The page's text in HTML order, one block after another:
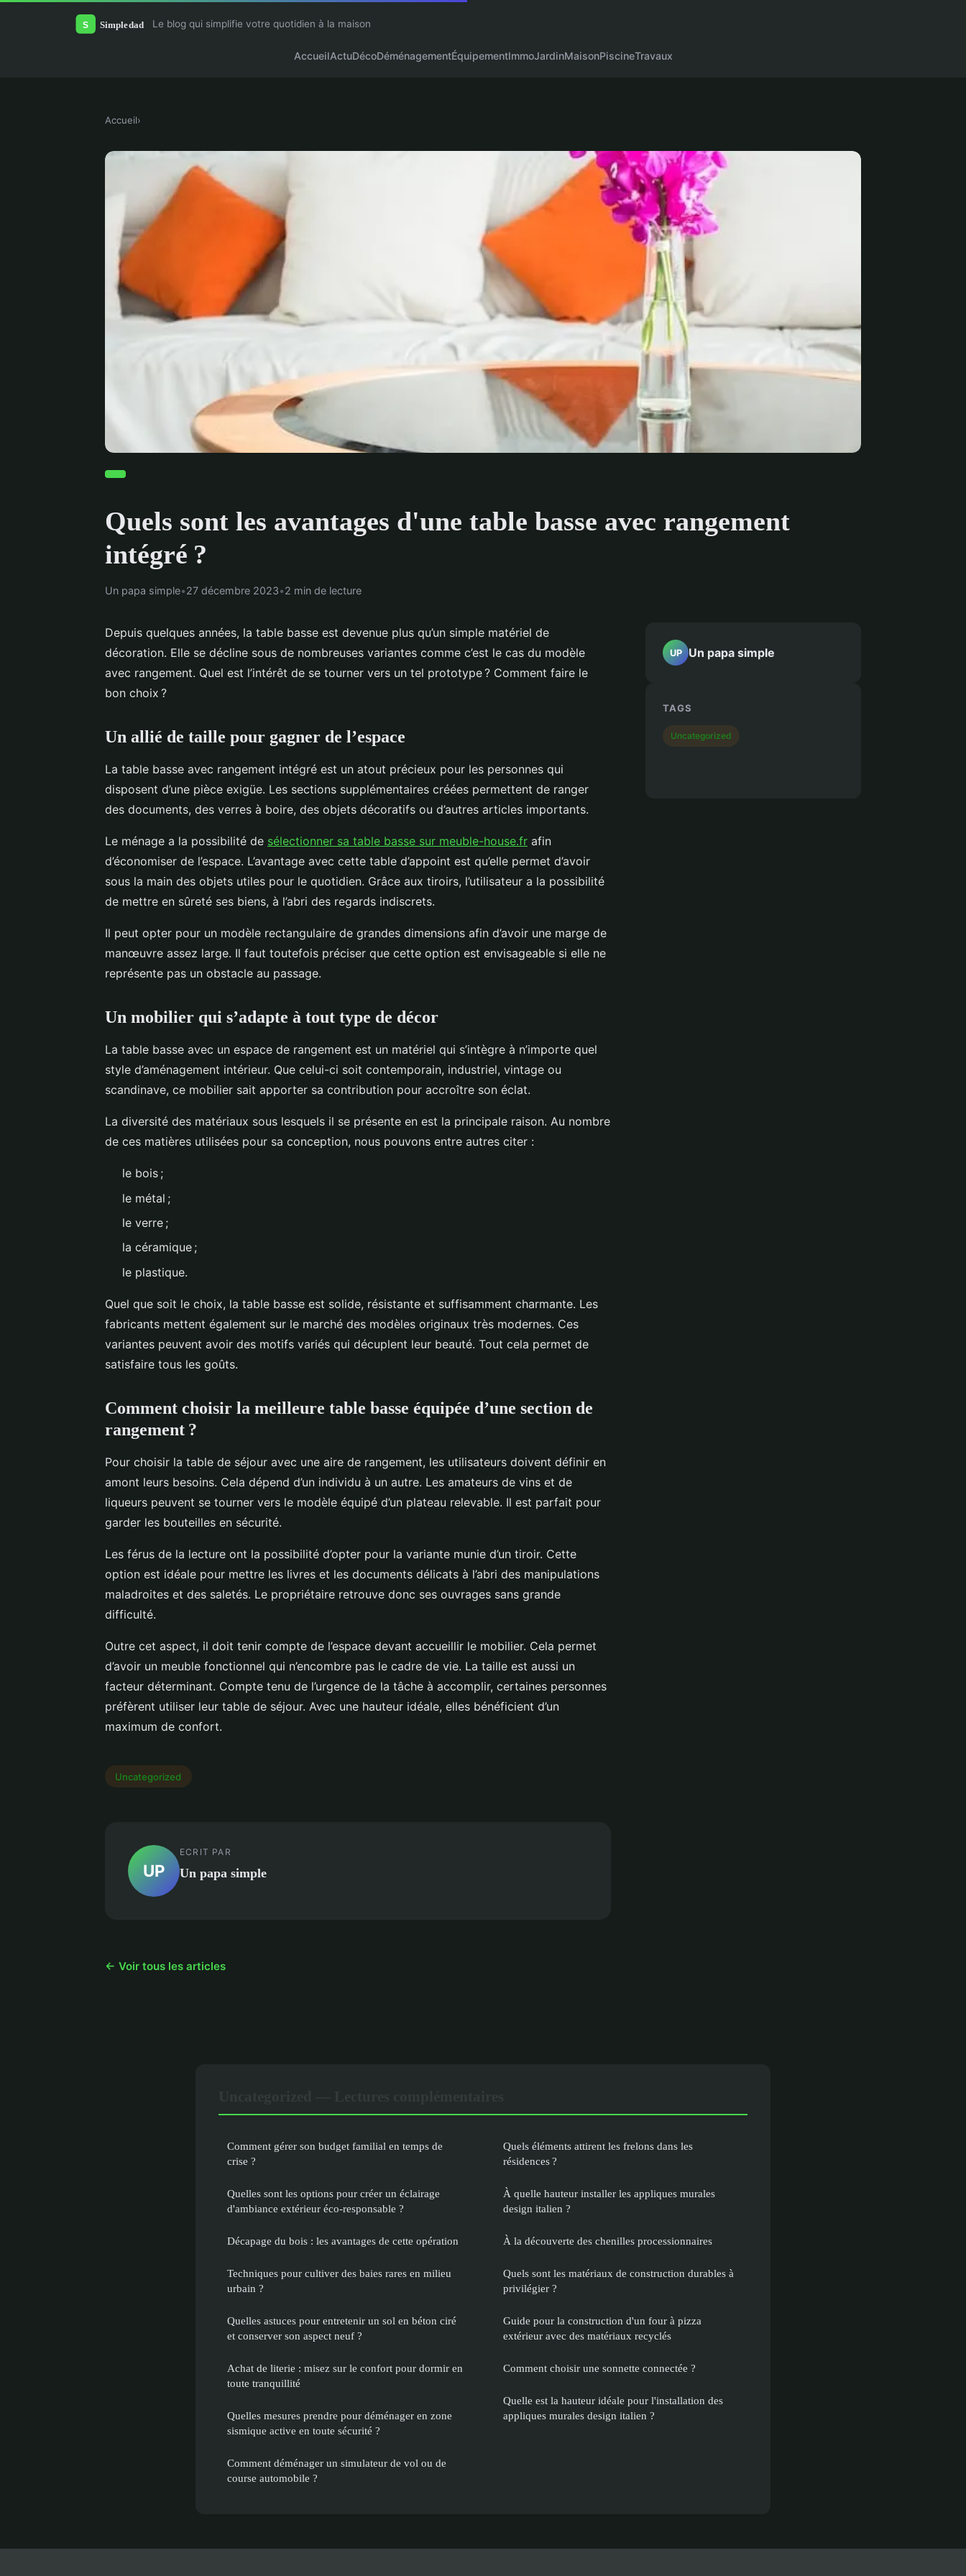
Le blog qui simplifie votre quotidien à la maison
AccueilActuDécoDéménagementÉquipementImmoJardinMaisonPiscineTravaux
Accueil›
Quels sont les avantages d'une table basse avec rangement
intégré ?
Un papa simple•27 décembre 2023•2 min de lecture
Depuis quelques années, la table basse est devenue plus qu’un simple matériel de
décoration. Elle se décline sous de nombreuses variantes comme c’est le cas du modèle
avec rangement. Quel est l’intérêt de se tourner vers un tel prototype ? Comment faire le
bon choix ?
Un allié de taille pour gagner de l’espace
La table basse avec rangement intégré est un atout précieux pour les personnes qui
disposent d’une pièce exigüe. Les sections supplémentaires créées permettent de ranger
des documents, des verres à boire, des objets décoratifs ou d’autres articles importants.
Le ménage a la possibilité de sélectionner sa table basse sur meuble-house.fr afin
d’économiser de l’espace. L’avantage avec cette table d’appoint est qu’elle permet d’avoir
sous la main des objets utiles pour le quotidien. Grâce aux tiroirs, l’utilisateur a la possibilité
de mettre en sûreté ses biens, à l’abri des regards indiscrets.
Il peut opter pour un modèle rectangulaire de grandes dimensions afin d’avoir une marge de
manœuvre assez large. Il faut toutefois préciser que cette option est envisageable si elle ne
représente pas un obstacle au passage.
Un mobilier qui s’adapte à tout type de décor
La table basse avec un espace de rangement est un matériel qui s’intègre à n’importe quel
style d’aménagement intérieur. Que celui-ci soit contemporain, industriel, vintage ou
scandinave, ce mobilier sait apporter sa contribution pour accroître son éclat.
La diversité des matériaux sous lesquels il se présente en est la principale raison. Au nombre
de ces matières utilisées pour sa conception, nous pouvons entre autres citer :
le bois ;
le métal ;
le verre ;
la céramique ;
le plastique.
Quel que soit le choix, la table basse est solide, résistante et suffisamment charmante. Les
fabricants mettent également sur le marché des modèles originaux très modernes. Ces
variantes peuvent avoir des motifs variés qui décuplent leur beauté. Tout cela permet de
satisfaire tous les goûts.
Comment choisir la meilleure table basse équipée d’une section de
rangement ?
Pour choisir la table de séjour avec une aire de rangement, les utilisateurs doivent définir en
amont leurs besoins. Cela dépend d’un individu à un autre. Les amateurs de vins et de
liqueurs peuvent se tourner vers le modèle équipé d’un plateau relevable. Il est parfait pour
garder les bouteilles en sécurité.
Les férus de la lecture ont la possibilité d’opter pour la variante munie d’un tiroir. Cette
option est idéale pour mettre les livres et les documents délicats à l’abri des manipulations
maladroites et des saletés. Le propriétaire retrouve donc ses ouvrages sans grande
difficulté.
Outre cet aspect, il doit tenir compte de l’espace devant accueillir le mobilier. Cela permet
d’avoir un meuble fonctionnel qui n’encombre pas le cadre de vie. La taille est aussi un
facteur déterminant. Compte tenu de l’urgence de la tâche à accomplir, certaines personnes
préfèrent utiliser leur table de séjour. Avec une hauteur idéale, elles bénéficient d’un
maximum de confort.
Uncategorized
UP
ECRIT PAR
Un papa simple
← Voir tous les articles
UP Un papa simple
TAGS
Uncategorized
Comment gérer son budget familial en temps de
crise ?
Quelles sont les options pour créer un éclairage
d'ambiance extérieur éco-responsable ?
Décapage du bois : les avantages de cette opération
Techniques pour cultiver des baies rares en milieu
urbain ?
Quelles astuces pour entretenir un sol en béton ciré
et conserver son aspect neuf ?
Achat de literie : misez sur le confort pour dormir en
toute tranquillité
Quelles mesures prendre pour déménager en zone
sismique active en toute sécurité ?
Comment déménager un simulateur de vol ou de
course automobile ?
Quels éléments attirent les frelons dans les
résidences ?
À quelle hauteur installer les appliques murales
design italien ?
À la découverte des chenilles processionnaires
Quels sont les matériaux de construction durables à
privilégier ?
Guide pour la construction d'un four à pizza
extérieur avec des matériaux recyclés
Comment choisir une sonnette connectée ?
Quelle est la hauteur idéale pour l'installation des
appliques murales design italien ?